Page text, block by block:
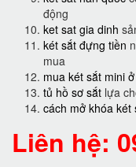
động
ket sat gia dinh
két sắt đựng tiền
mua
mua két sắt mini
tủ hồ sơ sắt lựa
cách mở khóa két
Liên hệ: